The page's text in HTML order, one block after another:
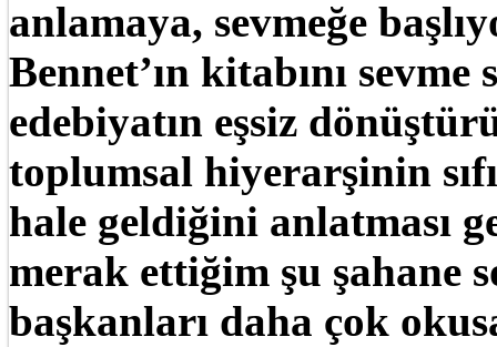
anlamaya, sevmeğe
Bennet’ın kitabını
edebiyatın eşsiz
toplumsal hiyerarşinin
hale geldiğini anlatması
merak ettiğim şu şahane
başkanları daha çok